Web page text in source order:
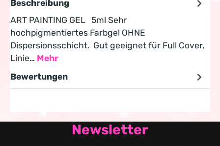
Beschreibung
ART PAINTING GEL 5ml Sehr
hochpigmentiertes Farbgel OHNE
Dispersionsschicht. Gut geeignet für Full Cover,
Linie… Mehr
Bewertungen
Newsletter